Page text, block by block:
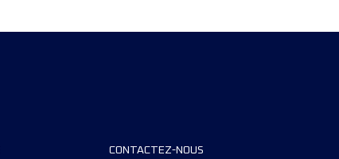
CONTACTEZ-NOUS